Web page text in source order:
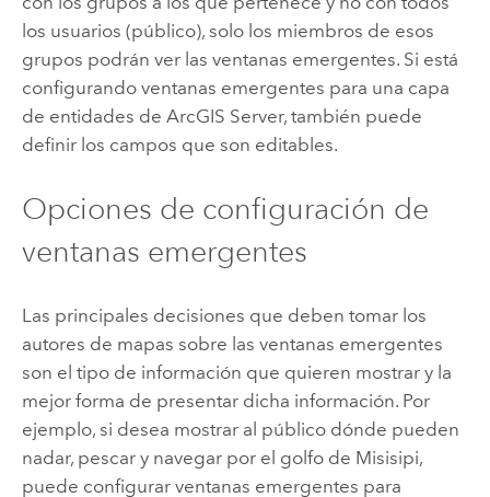
los usuarios (público), solo los miembros de esos
grupos podrán ver las ventanas emergentes. Si está
configurando ventanas emergentes para una capa
de entidades de ArcGIS Server, también puede
definir los campos que son editables.
Opciones de configuración de
ventanas emergentes
Las principales decisiones que deben tomar los
autores de mapas sobre las ventanas emergentes
son el tipo de información que quieren mostrar y la
mejor forma de presentar dicha información. Por
ejemplo, si desea mostrar al público dónde pueden
nadar, pescar y navegar por el golfo de Misisipi,
puede configurar ventanas emergentes para